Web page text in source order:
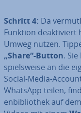
Schritt 4: Da
Funktion de­ak­ti­viert
Umweg nutzen.
„Share“-Button.
spiels­wei­se an die
Social-Media-
WhatsApp teilen,
en­bi­blio­thek auf